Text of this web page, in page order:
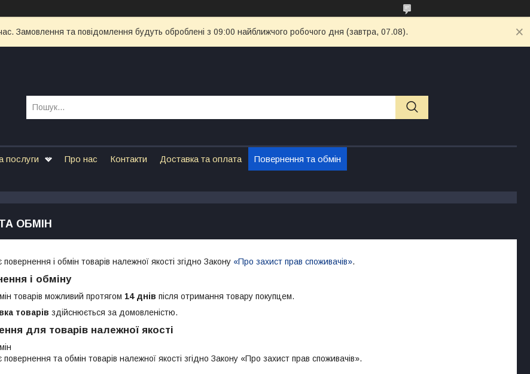
Замовлення та повідомлення будуть оброблені з 09:00 найближчого робочого дня (завтра, 07.08).
послуги Про нас Контакти Доставка та оплата Повернення та обмін
ОБМІН
і обмін товарів належної якості згідно Закону «Про захист прав споживачів».
і обміну
товарів можливий протягом 14 днів після отримання товару покупцем.
товарів здійснюється за домовленістю.
для товарів належної якості
та обмін товарів належної якості згідно Закону «Про захист прав споживачів».